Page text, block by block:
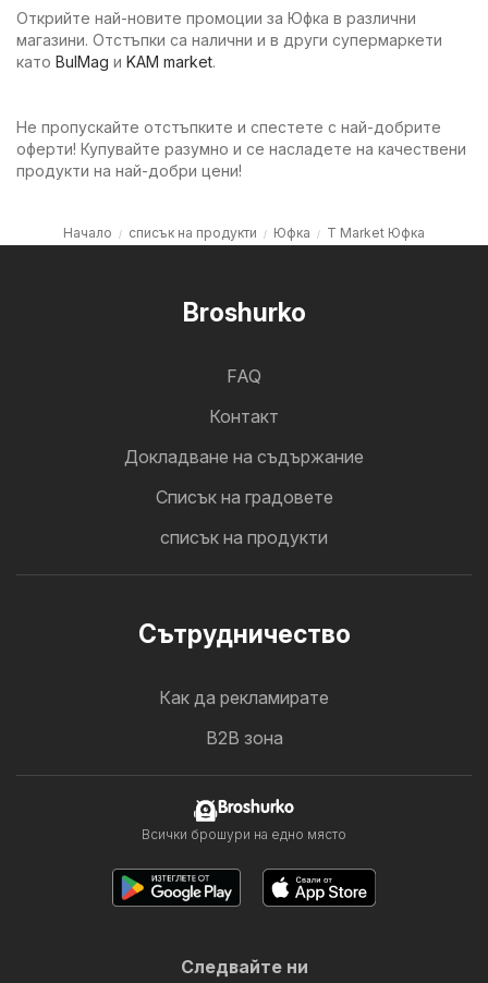
Открийте най-новите промоции за Юфка в различни
магазини. Отстъпки са налични и в други супермаркети
като BulMag и KAM market.
Не пропускайте отстъпките и спестете с най-добрите
оферти! Купувайте разумно и се насладете на качествени
продукти на най-добри цени!
Начало списък на продукти Юфка T Market Юфка
Broshurko
FAQ
Контакт
Докладване на съдържание
Cписък на градовете
списък на продукти
Cътрудничество
Как да рекламирате
B2B зона
Broshurko
Всички брошури на едно място
Следвайте ни